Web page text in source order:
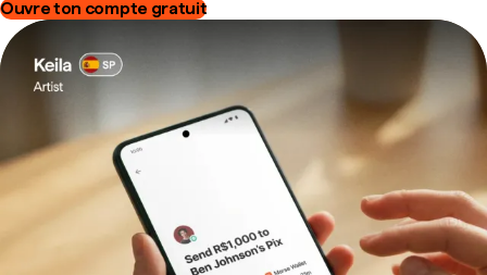
Ouvre ton compte gratuit